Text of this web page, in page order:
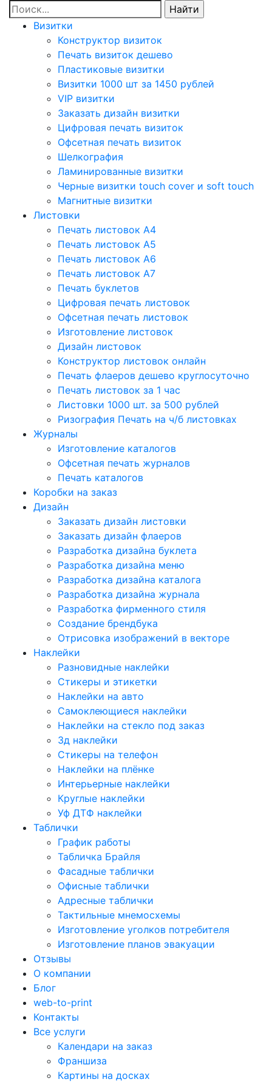
Визитки
Конструктор визиток
Печать визиток дешево
Пластиковые визитки
Визитки 1000 шт за 1450 рублей
VIP визитки
Заказать дизайн визитки
Цифровая печать визиток
Офсетная печать визиток
Шелкография
Ламинированные визитки
Черные визитки touch cover и soft touch
Магнитные визитки
Листовки
Печать листовок А4
Печать листовок А5
Печать листовок А6
Печать листовок А7
Печать буклетов
Цифровая печать листовок
Офсетная печать листовок
Изготовление листовок
Дизайн листовок
Конструктор листовок онлайн
Печать флаеров дешево круглосуточно
Печать листовок за 1 час
Листовки 1000 шт. за 500 рублей
Ризография Печать на ч/б листовках
Журналы
Изготовление каталогов
Офсетная печать журналов
Печать каталогов
Коробки на заказ
Дизайн
Заказать дизайн листовки
Заказать дизайн флаеров
Разработка дизайна буклета
Разработка дизайна меню
Разработка дизайна каталога
Разработка дизайна журнала
Разработка фирменного стиля
Создание брендбука
Отрисовка изображений в векторе
Наклейки
Разновидные наклейки
Стикеры и этикетки
Наклейки на авто
Самоклеющиеся наклейки
Наклейки на стекло под заказ
3д наклейки
Cтикеры на телефон
Наклейки на плёнке
Интерьерные наклейки
Круглые наклейки
Уф ДТФ наклейки
Таблички
График работы
Табличка Брайля
Фасадные таблички
Офисные таблички
Адресные таблички
Тактильные мнемосхемы
Изготовление уголков потребителя
Изготовление планов эвакуации
Отзывы
О компании
Блог
web-to-print
Контакты
Все услуги
Календари на заказ
Франшиза
Картины на досках